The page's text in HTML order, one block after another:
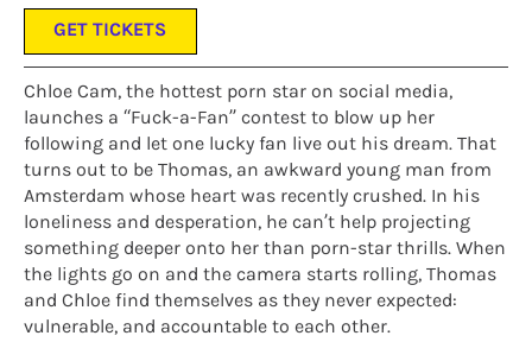
GET TICKETS
Chloe Cam, the hottest porn star on social media,
launches a “Fuck-a-Fan” contest to blow up her
following and let one lucky fan live out his dream. That
turns out to be Thomas, an awkward young man from
Amsterdam whose heart was recently crushed. In his
loneliness and desperation, he can’t help projecting
something deeper onto her than porn-star thrills. When
the lights go on and the camera starts rolling, Thomas
and Chloe find themselves as they never expected:
vulnerable, and accountable to each other.